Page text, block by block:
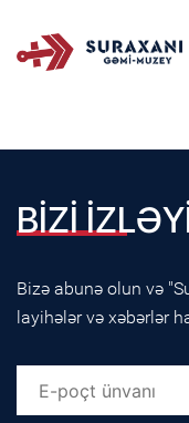
BİZİ
Bizə abunə olun və
layihələr və xəbərlər